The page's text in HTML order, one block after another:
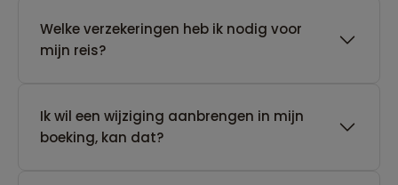
Welke verzekeringen heb ik nodig voor
mijn reis?
Ik wil een wijziging aanbrengen in mijn
boeking, kan dat?